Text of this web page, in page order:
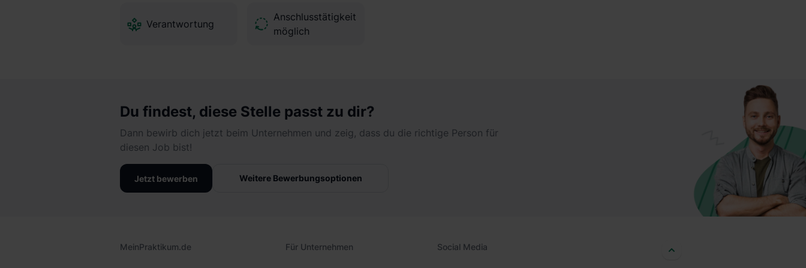
Verantwortung
Anschlusstätigkeit
möglich
Du findest, diese Stelle passt zu dir?
Dann bewirb dich jetzt beim Unternehmen und zeig, dass du die richtige Person für
diesen Job bist!
Jetzt bewerben Weitere Bewerbungsoptionen
MeinPraktikum.de Für Unternehmen Social Media